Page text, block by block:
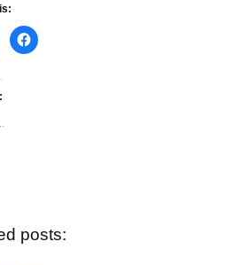
Click
to
posts: